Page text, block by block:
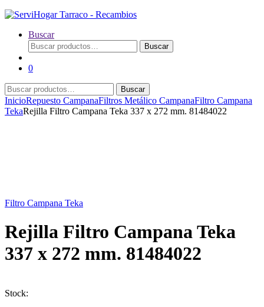
Buscar
Buscar
por:
Buscar
0
Buscar
por:
Buscar
InicioRepuesto CampanaFiltros Metálico CampanaFiltro Campana
TekaRejilla Filtro Campana Teka 337 x 272 mm. 81484022
Filtro Campana Teka
Rejilla Filtro Campana Teka
337 x 272 mm. 81484022
Stock: